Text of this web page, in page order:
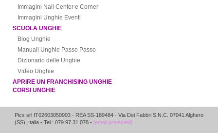
Immagini Nail Center e Corner
Immagini Unghie Eventi
SCUOLA UNGHIE
Blog Unghie
Manuali Unghie Passo Passo
Dizionario delle Unghie
Video Unghie
APRIRE UN FRANCHISING UNGHIE
CORSI UNGHIE
Pics srl IT02603050903 - REA SS-189484 - Via Dei Fabbri S.N.C. 07041 Alghero
(SS), Italia - Tel.: 079.97.31.078 - [email protected]